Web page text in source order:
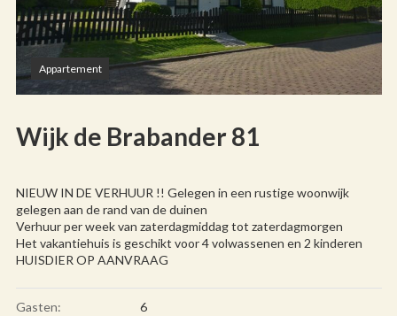
Appartement
Wijk de Brabander 81
NIEUW IN DE VERHUUR !! Gelegen in een rustige woonwijk
gelegen aan de rand van de duinen
Verhuur per week van zaterdagmiddag tot zaterdagmorgen
Het vakantiehuis is geschikt voor 4 volwassenen en 2 kinderen
HUISDIER OP AANVRAAG
Gasten: 6